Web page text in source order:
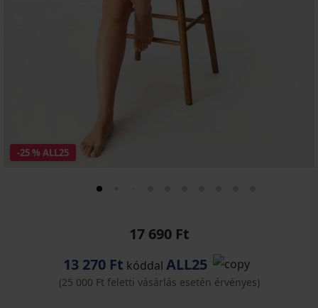
-25 % ALL25
17 690 Ft
13 270 Ft kóddal ALL25
(25 000 Ft feletti vásárlás esetén érvényes)